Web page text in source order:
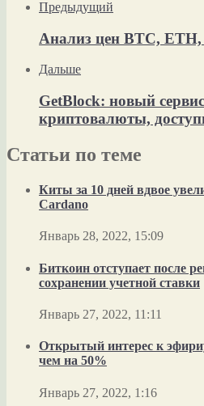
Предыдущий
Анализ цен BTC, ETH,
Дальше
GetBlock: новый
криптовалюты,
Статьи по теме
Киты за 10 дней вдвое
Cardano
Январь 28, 2022, 15:09
Биткоин отступает после
сохранении учетной ставки
Январь 27, 2022, 11:11
Открытый интерес к
чем на 50%
Январь 27, 2022, 1:16